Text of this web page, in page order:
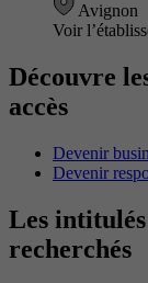
Avignon
Voir
Découvre
accès
Devenir
Devenir
Les
recherchés